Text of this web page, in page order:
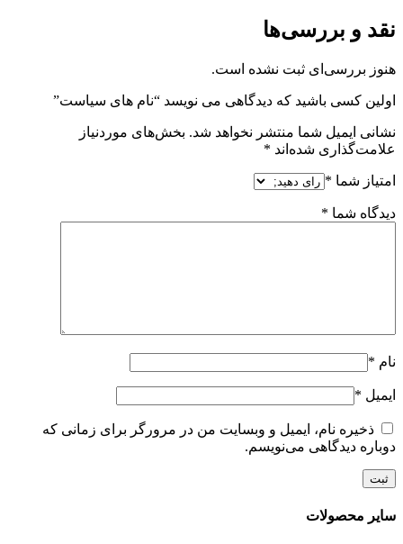
نقد و بررسی‌ها
هنوز بررسی‌ای ثبت نشده است.
اولین کسی باشید که دیدگاهی می نویسد “نام های سیاست”
نشانی ایمیل شما منتشر نخواهد شد. بخش‌های موردنیاز
علامت‌گذاری شده‌اند *
امتیاز شما *
دیدگاه شما *
نام *
ایمیل *
ذخیره نام، ایمیل و وبسایت من در مرورگر برای زمانی که
دوباره دیدگاهی می‌نویسم.
سایر محصولات